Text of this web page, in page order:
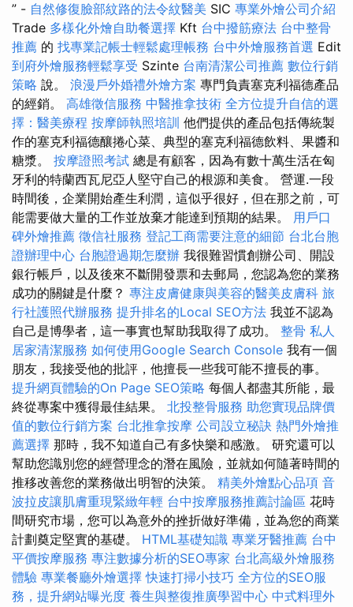
” - 自然修復臉部紋路的法令紋醫美 SIC 專業外燴公司介紹
Trade 多樣化外燴自助餐選擇 Kft 台中撥筋療法 台中整骨
推薦 的 找專業記帳士輕鬆處理帳務 台中外燴服務首選 Edit
到府外燴服務輕鬆享受 Szinte 台南清潔公司推薦 數位行銷
策略 說。 浪漫戶外婚禮外燴方案 專門負責塞克利福德產品
的經銷。 高雄徵信服務 中醫推拿技術 全方位提升自信的選
擇：醫美療程 按摩師執照培訓 他們提供的產品包括傳統製
作的塞克利福德釀捲心菜、典型的塞克利福德飲料、果醬和
糖漿。 按摩證照考試 總是有顧客，因為有數十萬生活在匈
牙利的特蘭西瓦尼亞人堅守自己的根源和美食。 營運.一段
時間後，企業開始產生利潤，這似乎很好，但在那之前，可
能需要做大量的工作並放棄才能達到預期的結果。 用戶口
碑外燴推薦 徵信社服務 登記工商需要注意的細節 台北台胞
證辦理中心 台胞證過期怎麼辦 我很難習慣創辦公司、開設
銀行帳戶，以及後來不斷開發票和去郵局，您認為您的業務
成功的關鍵是什麼？ 專注皮膚健康與美容的醫美皮膚科 旅
行社護照代辦服務 提升排名的Local SEO方法 我並不認為
自己是博學者，這一事實也幫助我取得了成功。 整骨 私人
居家清潔服務 如何使用Google Search Console 我有一個
朋友，我接受他的批評，他擅長一些我可能不擅長的事。
提升網頁體驗的On Page SEO策略 每個人都盡其所能，最
終從專案中獲得最佳結果。 北投整骨服務 助您實現品牌價
值的數位行銷方案 台北推拿按摩 公司設立秘訣 熱門外燴推
薦選擇 那時，我不知道自己有多快樂和感激。 研究還可以
幫助您識別您的經營理念的潛在風險，並就如何隨著時間的
推移改善您的業務做出明智的決策。 精美外燴點心品項 音
波拉皮讓肌膚重現緊緻年輕 台中按摩服務推薦討論區 花時
間研究市場，您可以為意外的挫折做好準備，並為您的商業
計劃奠定堅實的基礎。 HTML基礎知識 專業牙醫推薦 台中
平價按摩服務 專注數據分析的SEO專家 台北高級外燴服務
體驗 專業餐廳外燴選擇快速打掃小技巧 全方位的SEO服
務，提升網站曝光度 養生與整復推廣學習中心 中式料理外